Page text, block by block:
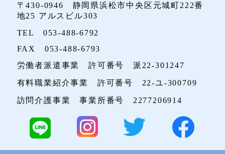
〒430-0946 静岡県浜松市中央区元城町222番
地25 アルスビル303
TEL 053-488-6792
FAX 053-488-6793
労働者派遣事業 許可番号 派22-301247
有料職業紹介事業 許可番号 22-ユ-300709
訪問介護事業 事業所番号 2277206914